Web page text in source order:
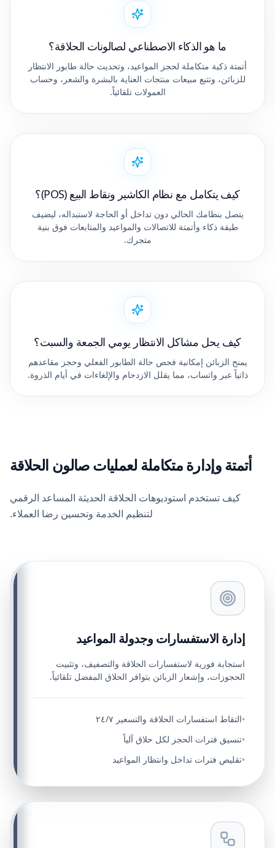
ما هو الذكاء الاصطناعي لصالونات الحلاقة؟
أتمتة ذكية متكاملة لحجز المواعيد، وتحديث حالة طابور الانتظار
للزبائن، وتتبع مبيعات منتجات العناية بالبشرة والشعر، وحساب
العمولات تلقائياً.
كيف يتكامل مع نظام الكاشير ونقاط البيع (POS)؟
يتصل بنظامك الحالي دون تداخل أو الحاجة لاستبداله، ليضيف
طبقة ذكاء وأتمتة للاتصالات والمواعيد والمتابعات فوق بنية
متجرك.
كيف يحل مشاكل الانتظار يومي الجمعة والسبت؟
يمنح الزبائن إمكانية فحص حالة الطابور الفعلي وحجز مقاعدهم
ذاتياً عبر واتساب، مما يقلل الازدحام والإلغاءات في أيام الذروة.
أتمتة وإدارة متكاملة لعمليات صالون الحلاقة
كيف تستخدم استوديوهات الحلاقة الحديثة المساعد الرقمي
لتنظيم الخدمة وتحسين رضا العملاء.
إدارة الاستفسارات وجدولة المواعيد
استجابة فورية لاستفسارات الحلاقة والتصفيف، وتثبيت
الحجوزات، وإشعار الزبائن بتوافر الحلاق المفضل تلقائياً.
•التقاط استفسارات الحلاقة والتسعير ٢٤/٧
•تنسيق فترات الحجز لكل حلاق آلياً
•تقليص فترات تداخل وانتظار المواعيد